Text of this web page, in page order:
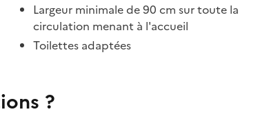
Largeur minimale de 90 cm sur toute la
circulation menant à l'accueil
Toilettes adaptées
?